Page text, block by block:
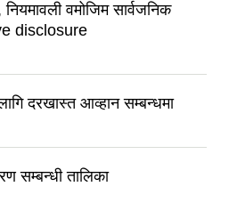
वमोजिम सार्वजनिक
disclosure
दरखास्त आव्हान सम्बन्धमा
सम्बन्धी तालिका